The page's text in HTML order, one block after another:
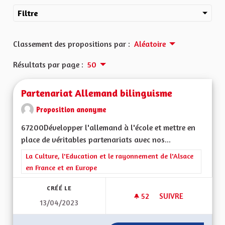
Filtre
Classement des propositions par : Aléatoire
Résultats par page : 50
Partenariat Allemand bilinguisme
Proposition anonyme
67200Développer l'allemand à l'école et mettre en
place de véritables partenariats avec nos...
Filtrer les résultats de la catégorie : La Culture, l'Education et
La Culture, l'Education et le rayonnement de l'Alsace
en France et en Europe
CRÉÉ LE
13/04/2023
52 52 ABONNÉS
SUIVRE